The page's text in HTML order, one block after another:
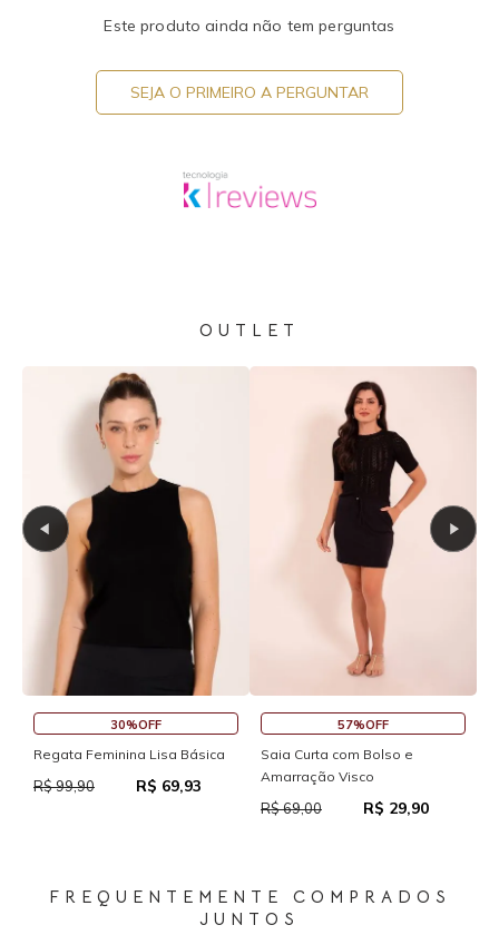
Este produto ainda não tem perguntas
SEJA O PRIMEIRO A PERGUNTAR
OUTLET
30%OFF
Feminina Lisa Básica
99,90 R$ 69,93
57%OFF
Saia Curta com Bolso e
Amarração Visco
R$ 69,00 R$ 29,90
FREQUENTEMENTE COMPRADOS
JUNTOS